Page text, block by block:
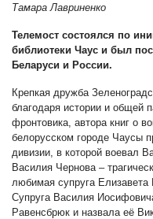
Тамара Лавриненко
Телемост состоялся по
библиотеки Чаус и был
Беларуси и России.
Крепкая дружба
благодаря истории и общей
фронтовика, автора книг о
белорусском городе Чаусы
дивизии, в которой воевал
Василия Чернова –
любимая супруга Елизавета
Супруга Василия
Равенсбрюк и назвала её